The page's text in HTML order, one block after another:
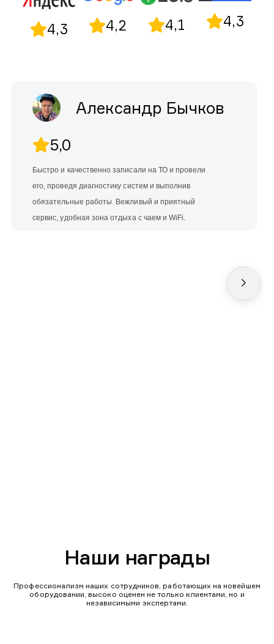
4,3 4,2 4,1 4,3
Александр Бычков
5,0
Быстро и качественно записали на ТО и провели
его, проведя диагностику систем и выполнив
обязательные работы. Вежливый и приятный
сервис, удобная зона отдыха с чаем и WiFi.
Наши награды
Профессионализм наших сотрудников, работающих на новейшем
оборудовании, высоко оценен не только клиентами, но и
независимыми экспертами.